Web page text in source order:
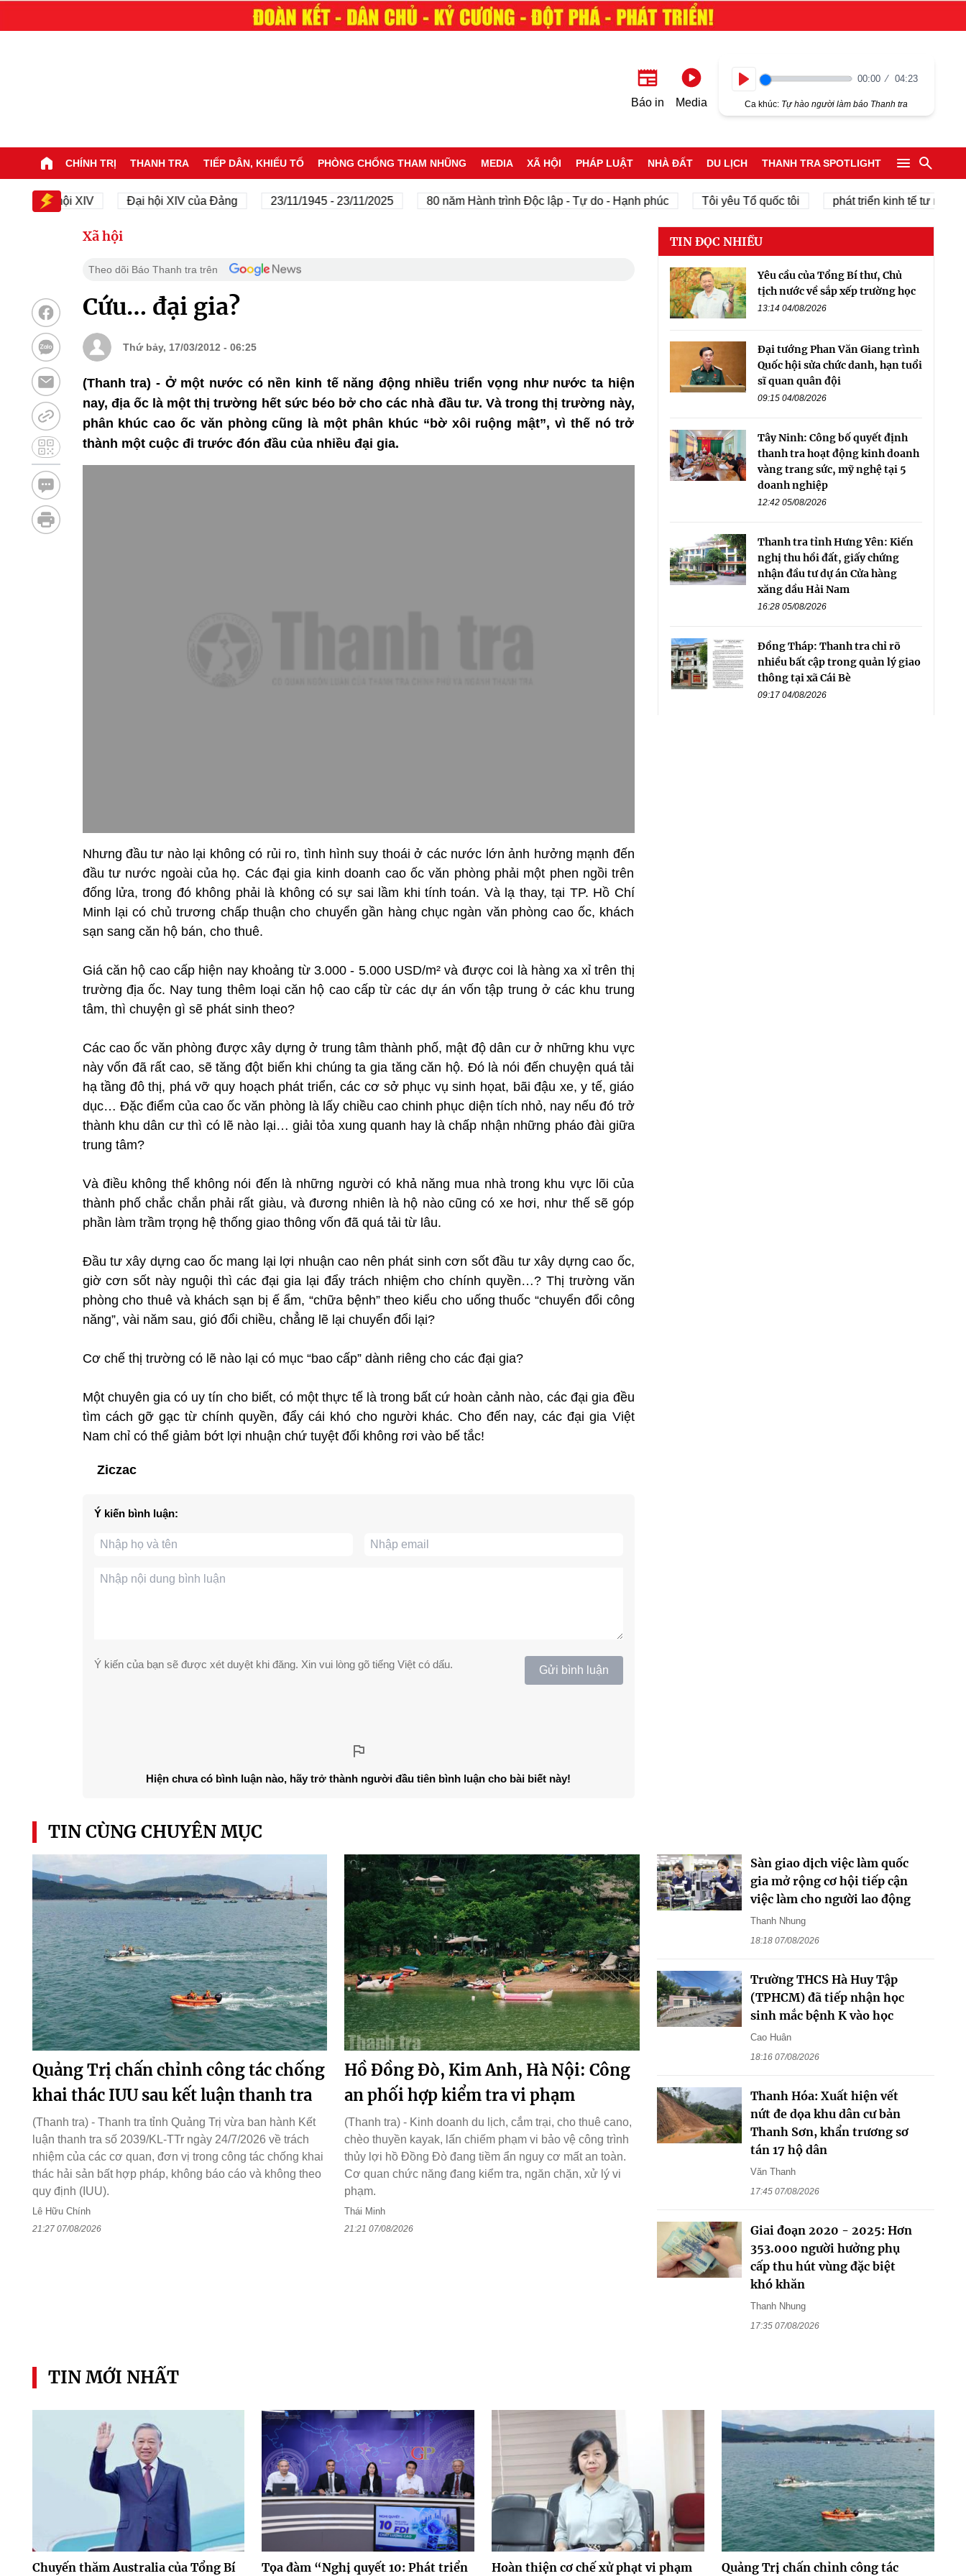
Báo in Media
00:00 04:23
Ca khúc: Tự hào người làm báo Thanh tra
CHÍNH TRỊ THANH TRA TIẾP DÂN, KHIẾU TỐ PHÒNG CHỐNG THAM NHŨNG MEDIA XÃ HỘI PHÁP LUẬT NHÀ ĐẤT DU LỊCH THANH TRA SPOTLIGHT
Đại hội XIV Đại hội XIV của Đảng 23/11/1945 - 23/11/2025 80 năm Hành trình Độc lập - Tự do - Hạnh phúc Tôi yêu Tổ quốc tôi phát triển kinh tế tư nhân
Xã hội
Theo dõi Báo Thanh tra trên
Cứu… đại gia?
Thứ bảy, 17/03/2012 - 06:25
(Thanh tra) - Ở một nước có nền kinh tế năng động nhiều triển vọng như nước ta hiện
nay, địa ốc là một thị trường hết sức béo bở cho các nhà đầu tư. Và trong thị trường này,
phân khúc cao ốc văn phòng cũng là một phân khúc “bờ xôi ruộng mật”, vì thế nó trở
thành một cuộc đi trước đón đầu của nhiều đại gia.
Nhưng đầu tư nào lại không có rủi ro, tình hình suy thoái ở các nước lớn ảnh hưởng mạnh đến
đầu tư nước ngoài của họ. Các đại gia kinh doanh cao ốc văn phòng phải một phen ngồi trên
đống lửa, trong đó không phải là không có sự sai lầm khi tính toán. Và lạ thay, tại TP. Hồ Chí
Minh lại có chủ trương chấp thuận cho chuyển gần hàng chục ngàn văn phòng cao ốc, khách
sạn sang căn hộ bán, cho thuê.
Giá căn hộ cao cấp hiện nay khoảng từ 3.000 - 5.000 USD/m² và được coi là hàng xa xỉ trên thị
trường địa ốc. Nay tung thêm loại căn hộ cao cấp từ các dự án vốn tập trung ở các khu trung
tâm, thì chuyện gì sẽ phát sinh theo?
Các cao ốc văn phòng được xây dựng ở trung tâm thành phố, mật độ dân cư ở những khu vực
này vốn đã rất cao, sẽ tăng đột biến khi chúng ta gia tăng căn hộ. Đó là nói đến chuyện quá tải
hạ tầng đô thị, phá vỡ quy hoạch phát triển, các cơ sở phục vụ sinh họat, bãi đậu xe, y tế, giáo
dục… Đặc điểm của cao ốc văn phòng là lấy chiều cao chinh phục diện tích nhỏ, nay nếu đó trở
thành khu dân cư thì có lẽ nào lại… giải tỏa xung quanh hay là chấp nhận những pháo đài giữa
trung tâm?
Và điều không thể không nói đến là những người có khả năng mua nhà trong khu vực lõi của
thành phố chắc chắn phải rất giàu, và đương nhiên là hộ nào cũng có xe hơi, như thế sẽ góp
phần làm trầm trọng hệ thống giao thông vốn đã quá tải từ lâu.
Đầu tư xây dựng cao ốc mang lại lợi nhuận cao nên phát sinh cơn sốt đầu tư xây dựng cao ốc,
giờ cơn sốt này nguội thì các đại gia lại đẩy trách nhiệm cho chính quyền…? Thị trường văn
phòng cho thuê và khách sạn bị ế ẩm, “chữa bệnh” theo kiểu cho uống thuốc “chuyển đổi công
năng”, vài năm sau, gió đổi chiều, chẳng lẽ lại chuyển đổi lại?
Cơ chế thị trường có lẽ nào lại có mục “bao cấp” dành riêng cho các đại gia?
Một chuyên gia có uy tín cho biết, có một thực tế là trong bất cứ hoàn cảnh nào, các đại gia đều
tìm cách gỡ gạc từ chính quyền, đẩy cái khó cho người khác. Cho đến nay, các đại gia Việt
Nam chỉ có thể giảm bớt lợi nhuận chứ tuyệt đối không rơi vào bế tắc!
Ziczac
Ý kiến bình luận:
Ý kiến của bạn sẽ được xét duyệt khi đăng. Xin vui lòng gõ tiếng Việt có dấu. Gửi bình luận
Hiện chưa có bình luận nào, hãy trở thành người đầu tiên bình luận cho bài biết này!
TIN ĐỌC NHIỀU
Yêu cầu của Tổng Bí thư, Chủ
tịch nước về sắp xếp trường học
13:14 04/08/2026
Đại tướng Phan Văn Giang trình
Quốc hội sửa chức danh, hạn tuổi
sĩ quan quân đội
09:15 04/08/2026
Tây Ninh: Công bố quyết định
thanh tra hoạt động kinh doanh
vàng trang sức, mỹ nghệ tại 5
doanh nghiệp
12:42 05/08/2026
Thanh tra tỉnh Hưng Yên: Kiến
nghị thu hồi đất, giấy chứng
nhận đầu tư dự án Cửa hàng
xăng dầu Hải Nam
16:28 05/08/2026
Đồng Tháp: Thanh tra chỉ rõ
nhiều bất cập trong quản lý giao
thông tại xã Cái Bè
09:17 04/08/2026
TIN CÙNG CHUYÊN MỤC
Quảng Trị chấn chỉnh công tác chống
khai thác IUU sau kết luận thanh tra
(Thanh tra) - Thanh tra tỉnh Quảng Trị vừa ban hành Kết
luận thanh tra số 2039/KL-TTr ngày 24/7/2026 về trách
nhiệm của các cơ quan, đơn vị trong công tác chống khai
thác hải sản bất hợp pháp, không báo cáo và không theo
quy định (IUU).
Lê Hữu Chính
21:27 07/08/2026
Hồ Đồng Đò, Kim Anh, Hà Nội: Công
an phối hợp kiểm tra vi phạm
(Thanh tra) - Kinh doanh du lịch, cắm trại, cho thuê cano,
chèo thuyền kayak, lấn chiếm phạm vi bảo vệ công trình
thủy lợi hồ Đồng Đò đang tiềm ẩn nguy cơ mất an toàn.
Cơ quan chức năng đang kiểm tra, ngăn chặn, xử lý vi
phạm.
Thái Minh
21:21 07/08/2026
Sàn giao dịch việc làm quốc
gia mở rộng cơ hội tiếp cận
việc làm cho người lao động
Thanh Nhung
18:18 07/08/2026
Trường THCS Hà Huy Tập
(TPHCM) đã tiếp nhận học
sinh mắc bệnh K vào học
Cao Huân
18:16 07/08/2026
Thanh Hóa: Xuất hiện vết
nứt đe dọa khu dân cư bản
Thanh Sơn, khẩn trương sơ
tán 17 hộ dân
Văn Thanh
17:45 07/08/2026
Giai đoạn 2020 - 2025: Hơn
353.000 người hưởng phụ
cấp thu hút vùng đặc biệt
khó khăn
Thanh Nhung
17:35 07/08/2026
TIN MỚI NHẤT
Chuyến thăm Australia của Tổng Bí Tọa đàm “Nghị quyết 10: Phát triển Hoàn thiện cơ chế xử phạt vi phạm Quảng Trị chấn chỉnh công tác